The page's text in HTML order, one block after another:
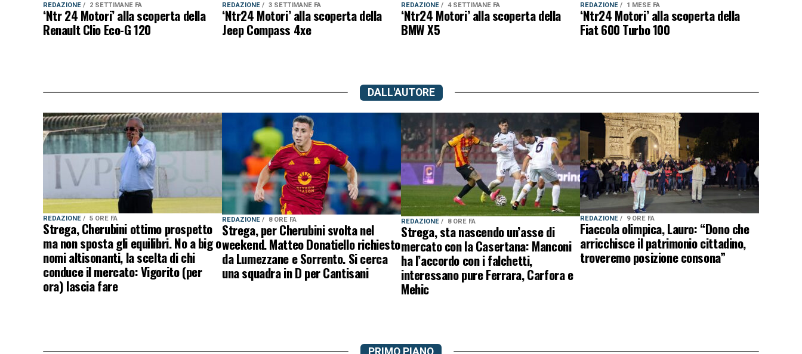
REDAZIONE 2 SETTIMANE FA
‘Ntr 24 Motori’ alla scoperta della
Renault Clio Eco-G 120
REDAZIONE 3 SETTIMANE FA
‘Ntr24 Motori’ alla scoperta della
Jeep Compass 4xe
REDAZIONE 4 SETTIMANE FA
‘Ntr24 Motori’ alla scoperta della
BMW X5
REDAZIONE 1 MESE FA
‘Ntr24 Motori’ alla scoperta della
Fiat 600 Turbo 100
DALL'AUTORE
REDAZIONE 5 ORE FA
Strega, Cherubini ottimo prospetto
ma non sposta gli equilibri. No a big o
nomi altisonanti, la scelta di chi
conduce il mercato: Vigorito (per
ora) lascia fare
REDAZIONE 8 ORE FA
Strega, per Cherubini svolta nel
weekend. Matteo Donatiello richiesto
da Lumezzane e Sorrento. Si cerca
una squadra in D per Cantisani
REDAZIONE 8 ORE FA
Strega, sta nascendo un’asse di
mercato con la Casertana: Manconi
ha l’accordo con i falchetti,
interessano pure Ferrara, Carfora e
Mehic
REDAZIONE 9 ORE FA
Fiaccola olimpica, Lauro: “Dono che
arricchisce il patrimonio cittadino,
troveremo posizione consona”
PRIMO PIANO